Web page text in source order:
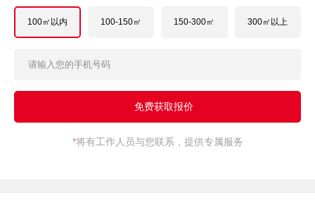
100㎡以内 100-150㎡ 150-300㎡ 300㎡以上
*将有工作人员与您联系，提供专属服务